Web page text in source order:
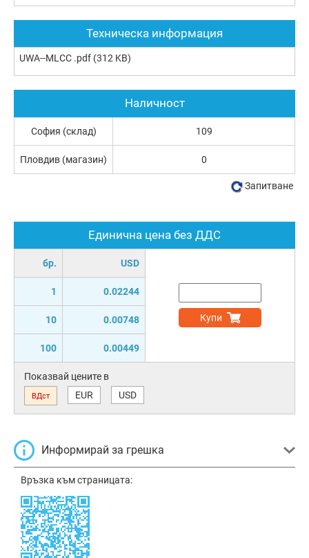
Техническа информация
UWA--MLCC .pdf (312 KB)
Единична цена без ДДС
бр. USD
1 0.02244
10 0.00748
100 0.00449
Купи
Показвай цените в
ВДст EUR USD
Информирай за грешка
Връзка към страницата:
Наличност
София (склад) 109
Пловдив (магазин) 0
Запитване